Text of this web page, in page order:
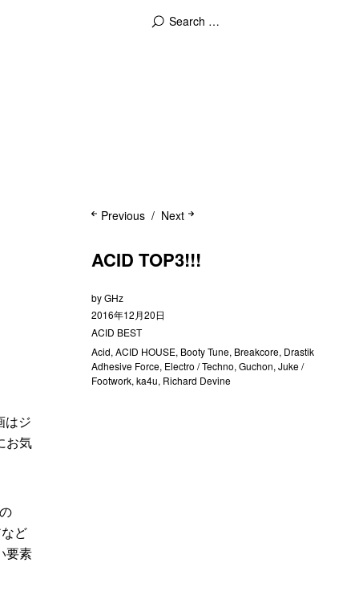
Next
Previous
ACID TOP3!!!
byGHz
2016年12月20日
ACID BEST
Acid, ACID HOUSE, Booty Tune, Breakcore, Drastik
Adhesive Force, Electro / Techno, Guchon, Juke /
Footwork, ka4u, Richard Devine
はジ
お気
ど
要素